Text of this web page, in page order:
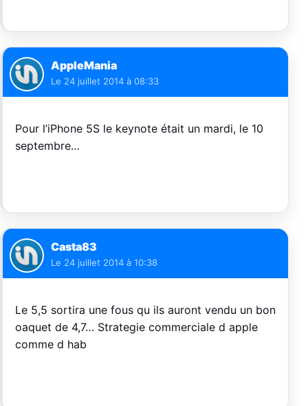
AppleMania
Le 24 juillet 2014 à 08:33
Pour l’iPhone 5S le keynote était un mardi, le 10
septembre…
Casta83
Le 24 juillet 2014 à 10:38
Le 5,5 sortira une fous qu ils auront vendu un bon
oaquet de 4,7… Strategie commerciale d apple
comme d hab